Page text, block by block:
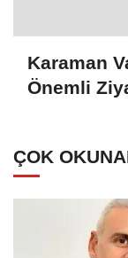
Karaman
Önemli
ÇOK